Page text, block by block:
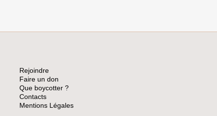
Rejoindre
Faire un don
Que boycotter ?
Contacts
Mentions Légales